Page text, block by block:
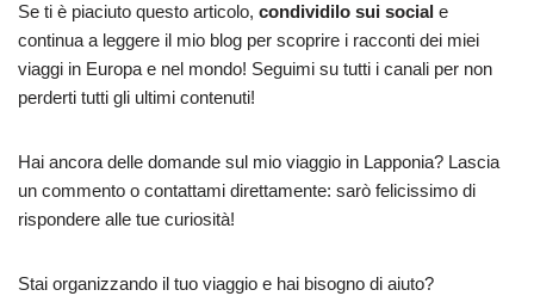
Se ti è piaciuto questo articolo, condividilo sui social e
continua a leggere il mio blog per scoprire i racconti dei miei
viaggi in Europa e nel mondo! Seguimi su tutti i canali per non
perderti tutti gli ultimi contenuti!
Hai ancora delle domande sul mio viaggio in Lapponia? Lascia
un commento o contattami direttamente: sarò felicissimo di
rispondere alle tue curiosità!
Stai organizzando il tuo viaggio e hai bisogno di aiuto?